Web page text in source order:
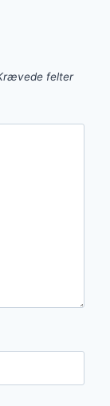
felter